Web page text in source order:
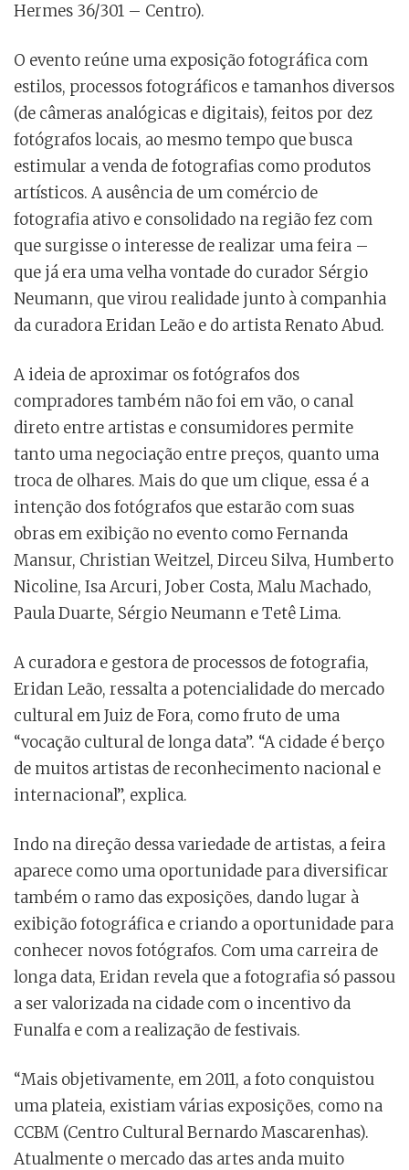
Hermes 36/301 – Centro).
O evento reúne uma exposição fotográfica com
estilos, processos fotográficos e tamanhos diversos
(de câmeras analógicas e digitais), feitos por dez
fotógrafos locais, ao mesmo tempo que busca
estimular a venda de fotografias como produtos
artísticos. A ausência de um comércio de
fotografia ativo e consolidado na região fez com
que surgisse o interesse de realizar uma feira –
que já era uma velha vontade do curador Sérgio
Neumann, que virou realidade junto à companhia
da curadora Eridan Leão e do artista Renato Abud.
A ideia de aproximar os fotógrafos dos
compradores também não foi em vão, o canal
direto entre artistas e consumidores permite
tanto uma negociação entre preços, quanto uma
troca de olhares. Mais do que um clique, essa é a
intenção dos fotógrafos que estarão com suas
obras em exibição no evento como Fernanda
Mansur, Christian Weitzel, Dirceu Silva, Humberto
Nicoline, Isa Arcuri, Jober Costa, Malu Machado,
Paula Duarte, Sérgio Neumann e Tetê Lima.
A curadora e gestora de processos de fotografia,
Eridan Leão, ressalta a potencialidade do mercado
cultural em Juiz de Fora, como fruto de uma
“vocação cultural de longa data”. “A cidade é berço
de muitos artistas de reconhecimento nacional e
internacional”, explica.
Indo na direção dessa variedade de artistas, a feira
aparece como uma oportunidade para diversificar
também o ramo das exposições, dando lugar à
exibição fotográfica e criando a oportunidade para
conhecer novos fotógrafos. Com uma carreira de
longa data, Eridan revela que a fotografia só passou
a ser valorizada na cidade com o incentivo da
Funalfa e com a realização de festivais.
“Mais objetivamente, em 2011, a foto conquistou
uma plateia, existiam várias exposições, como na
CCBM (Centro Cultural Bernardo Mascarenhas).
Atualmente o mercado das artes anda muito